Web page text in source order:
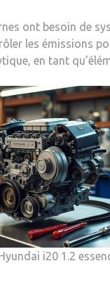
ont besoin de
les émissions
en tant
i20 1.2